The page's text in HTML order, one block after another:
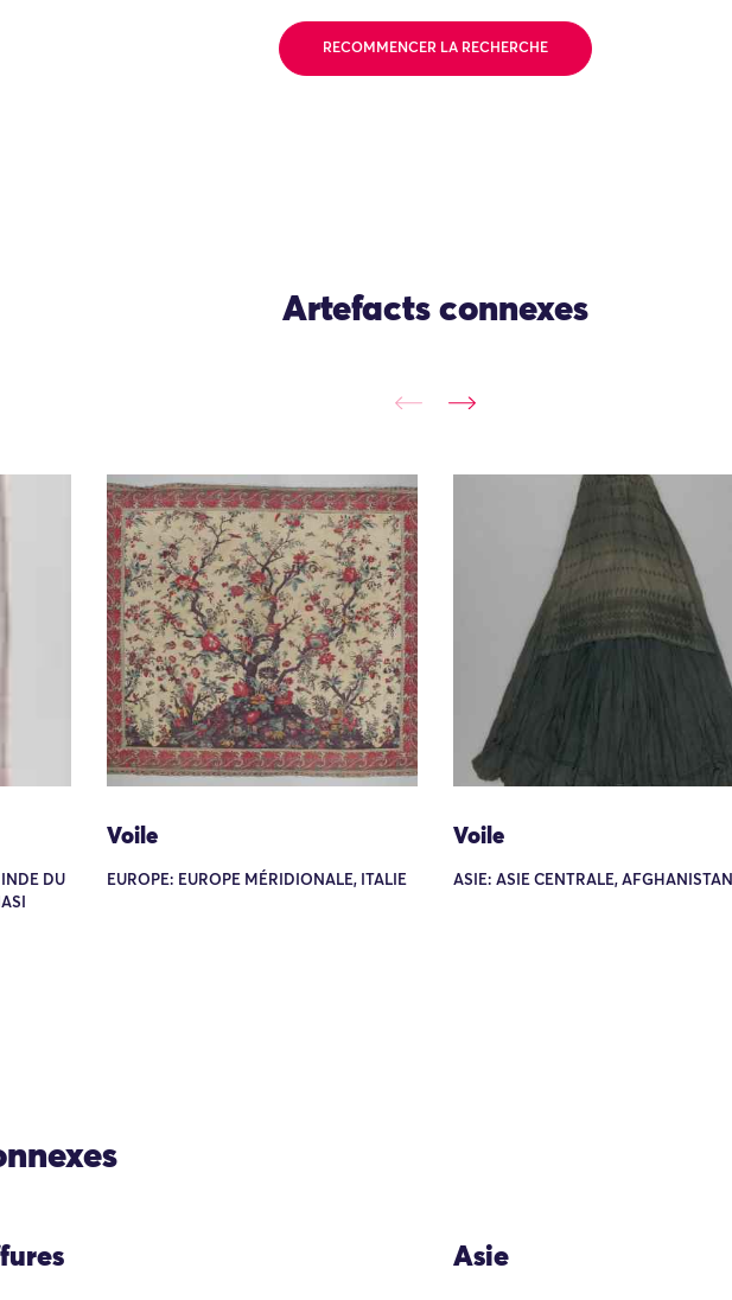
RECOMMENCER LA RECHERCHE
Artefacts connexes
DU
Voile
EUROPE: EUROPE MÉRIDIONALE, ITALIE
Voile
ASIE: ASIE CENTRALE, AFGHANISTAN
Asie